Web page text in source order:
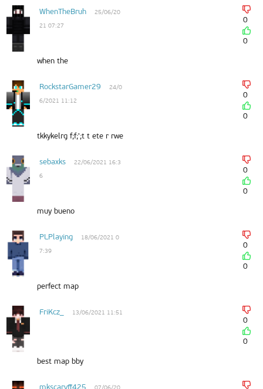
WhenTheBruh
25/06/20
21 07:27
0
0
when the
RockstarGamer29
24/0
6/2021 11:12
0
0
tkkykelrg f;f;';t t ete r rwe
sebaxks
22/06/2021 16:3
6
0
0
muy bueno
PLPlaying
18/06/2021 0
7:39
0
0
perfect map
FriKcz_ 13/06/2021 11:51
0
0
best map bby
mkscaryff425